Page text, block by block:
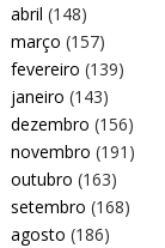
abril (148)
março (157)
fevereiro (139)
janeiro (143)
dezembro (156)
novembro (191)
outubro (163)
setembro (168)
agosto (186)